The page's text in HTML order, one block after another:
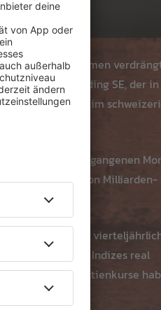
Unternehmen
Automobil Holding SE, der
ISS Stoxx im
Aktie in den vergangenen
von Milliarden-
und TecDax)
für Fonds, die Indizes real
auf die Aktienkurse